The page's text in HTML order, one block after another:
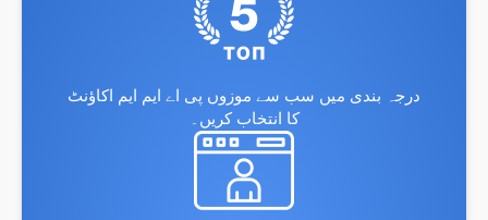
درجہ بندی میں سب سے موزوں پی اے ایم ایم اکاؤنٹ
کا انتخاب کریں۔